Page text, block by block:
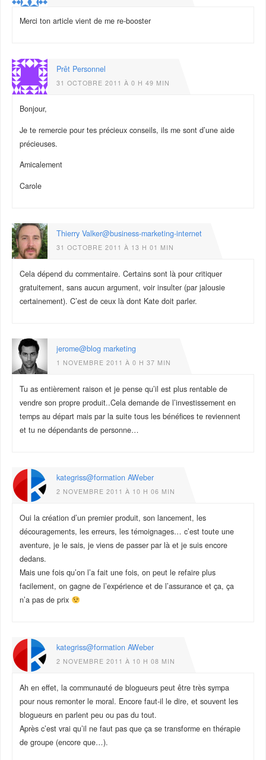
Merci ton article vient de me re-booster
Prêt Personnel
31 OCTOBRE 2011 À 0 H 49 MIN
Bonjour,
Je te remercie pour tes précieux conseils, ils me sont d’une aide
précieuses.
Amicalement
Carole
Thierry Valker@business-marketing-internet
31 OCTOBRE 2011 À 13 H 01 MIN
Cela dépend du commentaire. Certains sont là pour critiquer
gratuitement, sans aucun argument, voir insulter (par jalousie
certainement). C’est de ceux là dont Kate doit parler.
jerome@blog marketing
1 NOVEMBRE 2011 À 0 H 37 MIN
Tu as entièrement raison et je pense qu’il est plus rentable de
vendre son propre produit..Cela demande de l’investissement en
temps au départ mais par la suite tous les bénéfices te reviennent
et tu ne dépendants de personne…
kategriss@formation AWeber
2 NOVEMBRE 2011 À 10 H 06 MIN
Oui la création d’un premier produit, son lancement, les
découragements, les erreurs, les témoignages… c’est toute une
aventure, je le sais, je viens de passer par là et je suis encore
dedans.
Mais une fois qu’on l’a fait une fois, on peut le refaire plus
facilement, on gagne de l’expérience et de l’assurance et ça, ça
n’a pas de prix
kategriss@formation AWeber
2 NOVEMBRE 2011 À 10 H 08 MIN
Ah en effet, la communauté de blogueurs peut être très sympa
pour nous remonter le moral. Encore faut-il le dire, et souvent les
blogueurs en parlent peu ou pas du tout.
Après c’est vrai qu’il ne faut pas que ça se transforme en thérapie
de groupe (encore que…).